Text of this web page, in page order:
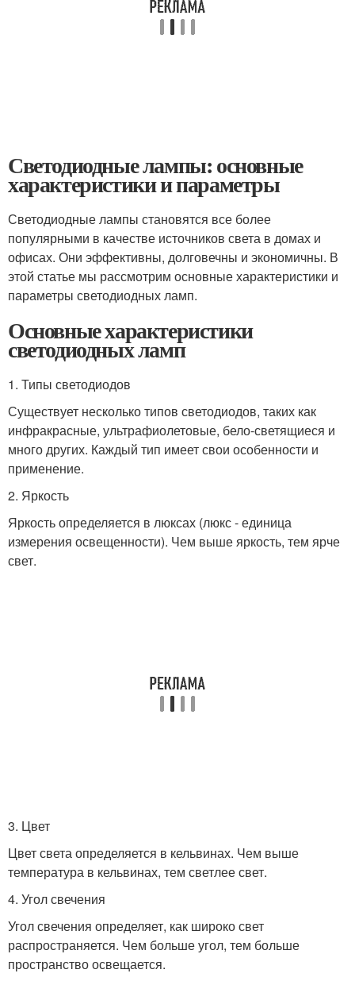
Светодиодные лампы: основные
характеристики и параметры
Светодиодные лампы становятся все более
популярными в качестве источников света в домах и
офисах. Они эффективны, долговечны и экономичны. В
этой статье мы рассмотрим основные характеристики и
параметры светодиодных ламп.
Основные характеристики
светодиодных ламп
1. Типы светодиодов
Существует несколько типов светодиодов, таких как
инфракрасные, ультрафиолетовые, бело-светящиеся и
много других. Каждый тип имеет свои особенности и
применение.
2. Яркость
Яркость определяется в люксах (люкс - единица
измерения освещенности). Чем выше яркость, тем ярче
свет.
3. Цвет
Цвет света определяется в кельвинах. Чем выше
температура в кельвинах, тем светлее свет.
4. Угол свечения
Угол свечения определяет, как широко свет
распространяется. Чем больше угол, тем больше
пространство освещается.